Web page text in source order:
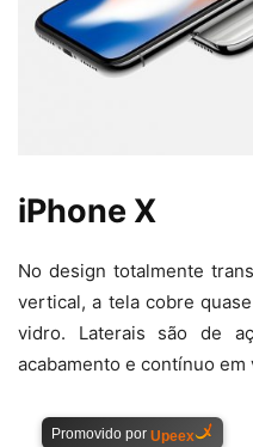
iPhone X
No design totalmente
vertical, a tela cobre
vidro. Laterais são de
acabamento e contínuo em